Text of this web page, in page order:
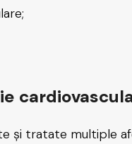
și tratate multiple